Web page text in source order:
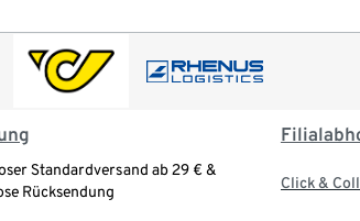
Standardversand ab 29 € &
Rücksendung
Click &